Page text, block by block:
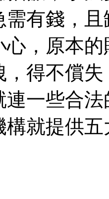
需有錢，
心，原本
，得不償
連一些合
構就提供